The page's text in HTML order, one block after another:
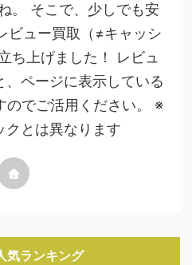
。 そこで、少しでも安
ビュー買取（≠キャッシ
ち上げました！ レビュ
ページに表示している
のでご活用ください。 ※
クとは異なります
気ランキング